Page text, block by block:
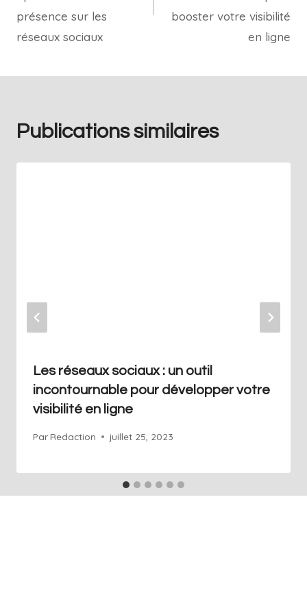
présence sur les
réseaux sociaux
booster votre visibilité
en ligne
Publications similaires
Les réseaux sociaux : un outil
incontournable pour développer votre
visibilité en ligne
Par Redaction juillet 25, 2023